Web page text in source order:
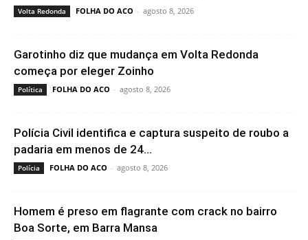
Volta Redonda FOLHA DO ACO - agosto 8, 2026
Garotinho diz que mudança em Volta Redonda
começa por eleger Zoinho
Política FOLHA DO ACO - agosto 8, 2026
Polícia Civil identifica e captura suspeito de roubo a
padaria em menos de 24...
Polícia FOLHA DO ACO - agosto 8, 2026
Homem é preso em flagrante com crack no bairro
Boa Sorte, em Barra Mansa